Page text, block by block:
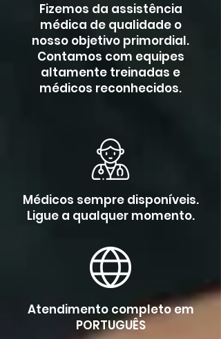
Fizemos da assistência
médica de qualidade o
nosso objetivo primordial.
Contamos com equipes
altamente treinadas e
médicos reconhecidos.
Médicos sempre disponíveis.
Ligue a qualquer momento.
Atendimento completo em
PORTUGUÊS